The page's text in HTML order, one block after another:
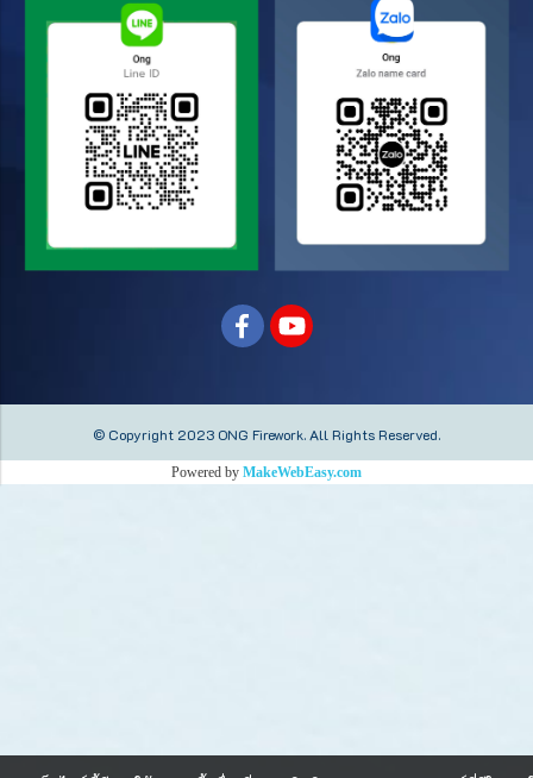
© Copyright 2023 ONG Firework.All Rights Reserved.
Powered by MakeWebEasy.com